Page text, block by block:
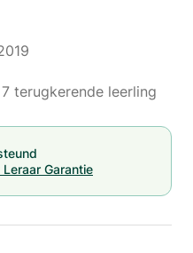
terugkerende leerling
Garantie